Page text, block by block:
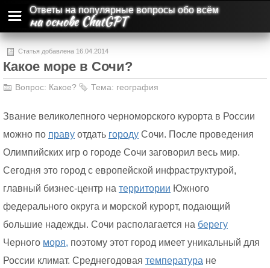
Ответы на популярные вопросы обо всём
на основе ChatGPT
Статья добавлена 16.04.2014
Какое море в Сочи?
Вопрос: Какое? Тема: география
Звание великолепного черноморского курорта в России
можно по праву отдать городу Сочи. После проведения
Олимпийских игр о городе Сочи заговорил весь мир.
Сегодня это город с европейской инфраструктурой,
главный бизнес-центр на территории Южного
федерального округа и морской курорт, подающий
большие надежды. Сочи располагается на берегу
Черного моря, поэтому этот город имеет уникальный для
России климат. Среднегодовая температура не